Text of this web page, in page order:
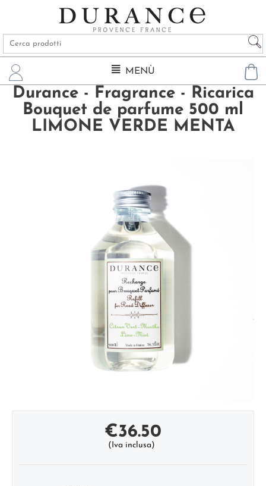
MENÙ
Durance - Fragrance - Ricarica
Bouquet de parfume 500 ml
LIMONE VERDE MENTA
€36.50
(Iva inclusa)